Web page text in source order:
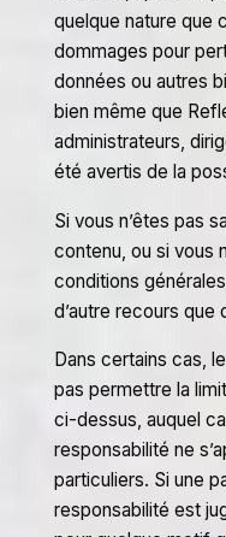
quelque nature que
dommages pour
données ou autres
bien même que
administrateurs,
été avertis de la
Si vous n’êtes pas
contenu, ou si vous
conditions générales
d’autre recours que
Dans certains cas,
pas permettre la
ci-dessus, auquel
responsabilité ne
particuliers. Si une
responsabilité est